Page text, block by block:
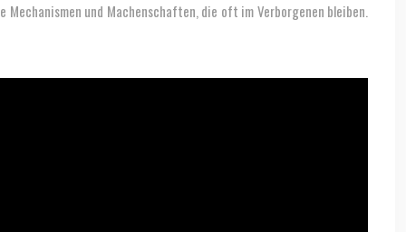
und Machenschaften, die oft im Verborgenen bleiben.